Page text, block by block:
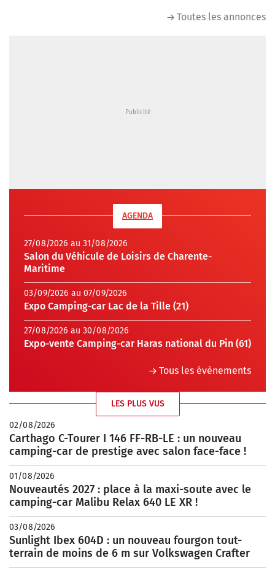
Toutes les annonces
AGENDA
27/08/2026 au 31/08/2026
Salon du Véhicule de Loisirs de Charente-
Maritime
03/09/2026 au 07/09/2026
Expo Camping-car Lac de la Tille (21)
27/08/2026 au 30/08/2026
Expo-vente Camping-car Haras national du Pin (61)
Tous les évènements
LES PLUS VUS
02/08/2026
Carthago C-Tourer I 146 FF-RB-LE : un nouveau
camping-car de prestige avec salon face-face !
01/08/2026
Nouveautés 2027 : place à la maxi-soute avec le
camping-car Malibu Relax 640 LE XR !
03/08/2026
Sunlight Ibex 604D : un nouveau fourgon tout-
terrain de moins de 6 m sur Volkswagen Crafter